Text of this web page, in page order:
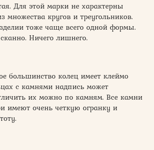
Для этой марки не характерны
множества кругов и треугольников.
тоже чаще всего одной формы.
Ничего лишнего.
большинство колец имеет клеймо
с камнями надпись может
их можно по камням. Все камни
имеют очень четкую огранку и